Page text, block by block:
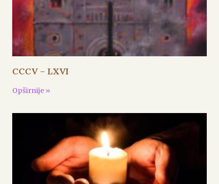
CCCV – LXVI
Opširnije »